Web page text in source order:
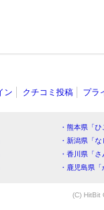
ン クチコミ投稿 プラ
・熊本県「
・新潟県「
・香川県「
・鹿児島県
(C) HitBit